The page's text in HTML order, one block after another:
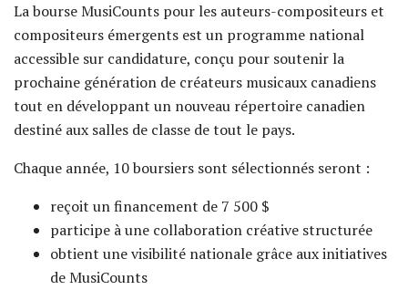
La bourse MusiCounts pour les auteurs-compositeurs et
compositeurs émergents est un programme national
accessible sur candidature, conçu pour soutenir la
prochaine génération de créateurs musicaux canadiens
tout en développant un nouveau répertoire canadien
destiné aux salles de classe de tout le pays.
Chaque année, 10 boursiers sont sélectionnés seront :
reçoit un financement de 7 500 $
participe à une collaboration créative structurée
obtient une visibilité nationale grâce aux initiatives
de MusiCounts